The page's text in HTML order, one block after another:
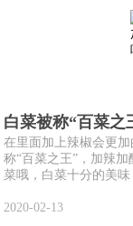
白菜被称“百菜之
在里面加上辣椒会更
称“百菜之王”，加辣
菜哦，白菜十分的美味
2020-02-13